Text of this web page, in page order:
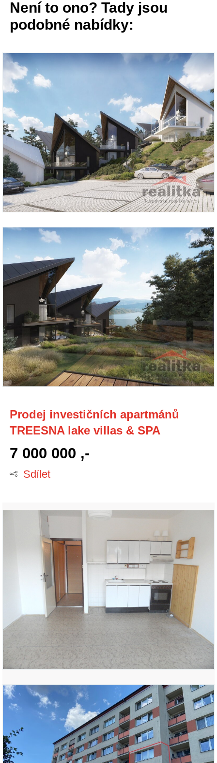
Není to ono? Tady jsou
podobné nabídky:
Prodej investičních apartmánů
TREESNA lake villas & SPA
7 000 000 ,-
Sdílet